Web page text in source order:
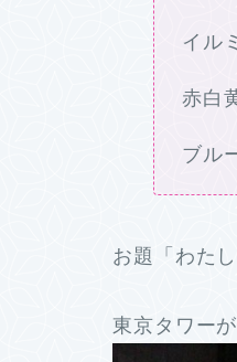
イル
赤白
ブ
お題「わた
東京タワー